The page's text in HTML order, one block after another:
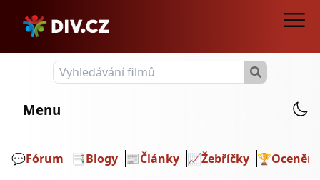
Menu
💬️Fórum 📑Blogy 📰Články 📈Žebříčky 🏆Ocenění